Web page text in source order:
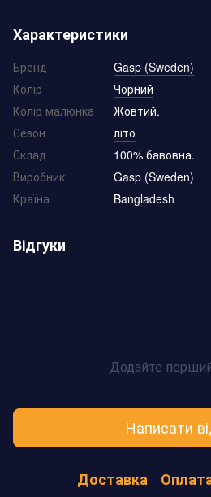
Характеристики
Бренд
Gasp (Sweden)
Колір
Чорний
Колір малюнка
Жовтий.
Сезон
літо
Склад
100% бавовна.
Виробник
Gasp (Sweden)
Країна
Bangladesh
Відгуки
Додайте
Написати
Доставка